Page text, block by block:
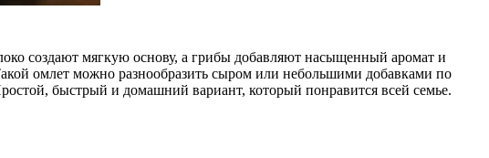
создают мягкую основу, а грибы добавляют насыщенный аромат и
омлет можно разнообразить сыром или небольшими добавками по
быстрый и домашний вариант, который понравится всей семье.